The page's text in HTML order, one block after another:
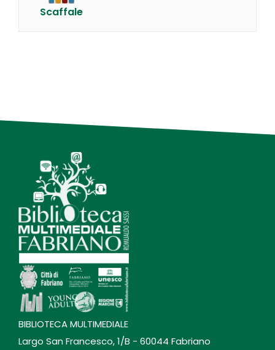
Scaffale
BIBLIOTECA MULTIMEDIALE
Largo San Francesco, 1/B - 60044 Fabriano